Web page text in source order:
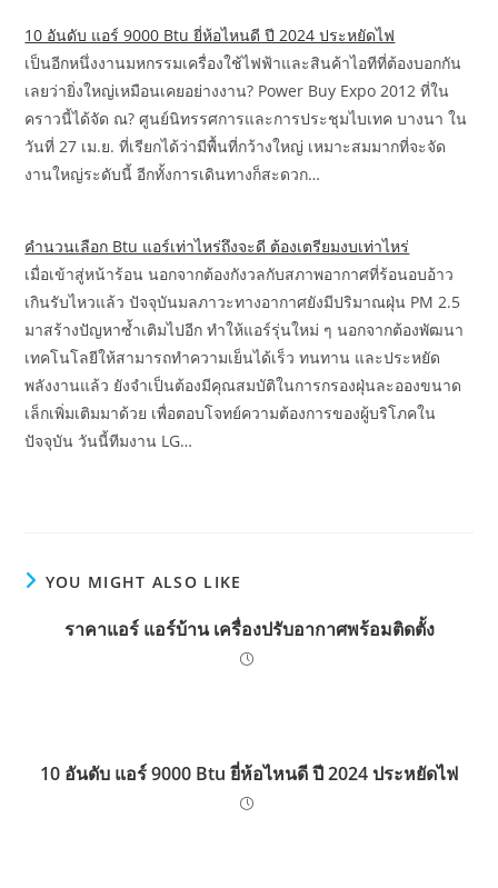
10 อันดับ แอร์ 9000 Btu ยี่ห้อไหนดี ปี 2024 ประหยัดไฟ
เป็นอีกหนึ่งงานมหกรรมเครื่องใช้ไฟฟ้าและสินค้าไอทีที่ต้องบอกกัน
เลยว่ายิ่งใหญ่เหมือนเคยอย่างงาน? Power Buy Expo 2012 ที่ใน
คราวนี้ได้จัด ณ? ศูนย์นิทรรศการและการประชุมไบเทค บางนา ใน
วันที่ 27 เม.ย. ที่เรียกได้ว่ามีพื้นที่กว้างใหญ่ เหมาะสมมากที่จะจัด
งานใหญ่ระดับนี้ อีกทั้งการเดินทางก็สะดวก…
คำนวนเลือก Btu แอร์เท่าไหร่ถึงจะดี ต้องเตรียมงบเท่าไหร่
เมื่อเข้าสู่หน้าร้อน นอกจากต้องกังวลกับสภาพอากาศที่ร้อนอบอ้าว
เกินรับไหวแล้ว ปัจจุบันมลภาวะทางอากาศยังมีปริมาณฝุ่น PM 2.5
มาสร้างปัญหาซ้ำเติมไปอีก ทำให้แอร์รุ่นใหม่ ๆ นอกจากต้องพัฒนา
เทคโนโลยีให้สามารถทำความเย็นได้เร็ว ทนทาน และประหยัด
พลังงานแล้ว ยังจำเป็นต้องมีคุณสมบัติในการกรองฝุ่นละอองขนาด
เล็กเพิ่มเติมมาด้วย เพื่อตอบโจทย์ความต้องการของผู้บริโภคใน
ปัจจุบัน วันนี้ทีมงาน LG…
YOU MIGHT ALSO LIKE
ราคาแอร์ แอร์บ้าน เครื่องปรับอากาศพร้อมติดตั้ง
10 อันดับ แอร์ 9000 Btu ยี่ห้อไหนดี ปี 2024 ประหยัดไฟ